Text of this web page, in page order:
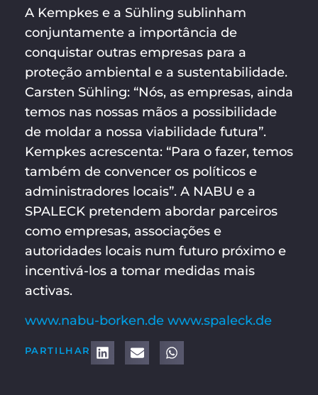
A Kempkes e a Sühling sublinham
conjuntamente a importância de
conquistar outras empresas para a
proteção ambiental e a sustentabilidade.
Carsten Sühling: “Nós, as empresas, ainda
temos nas nossas mãos a possibilidade
de moldar a nossa viabilidade futura”.
Kempkes acrescenta: “Para o fazer, temos
também de convencer os políticos e
administradores locais”. A NABU e a
SPALECK pretendem abordar parceiros
como empresas, associações e
autoridades locais num futuro próximo e
incentivá-los a tomar medidas mais
activas.
www.nabu-borken.de www.spaleck.de
PARTILHAR